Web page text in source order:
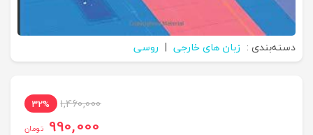
دسته‌بندی : زبان های خارجی | روسی
1,460,000
32%
990,000 تومان